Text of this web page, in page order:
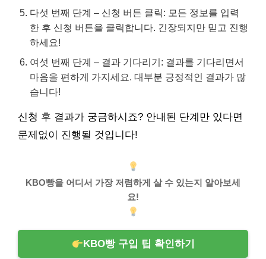
다섯 번째 단계 – 신청 버튼 클릭: 모든 정보를 입력
한 후 신청 버튼을 클릭합니다. 긴장되지만 믿고 진행
하세요!
여섯 번째 단계 – 결과 기다리기: 결과를 기다리면서
마음을 편하게 가지세요. 대부분 긍정적인 결과가 많
습니다!
신청 후 결과가 궁금하시죠? 안내된 단계만 있다면
문제없이 진행될 것입니다!
KBO빵을 어디서 가장 저렴하게 살 수 있는지 알아보세
요!
KBO빵 구입 팁 확인하기